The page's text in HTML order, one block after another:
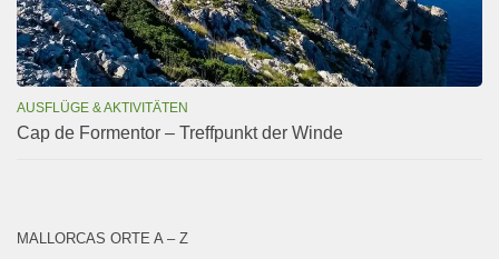
AUSFLÜGE & AKTIVITÄTEN
Cap de Formentor – Treffpunkt der Winde
MALLORCAS ORTE A – Z